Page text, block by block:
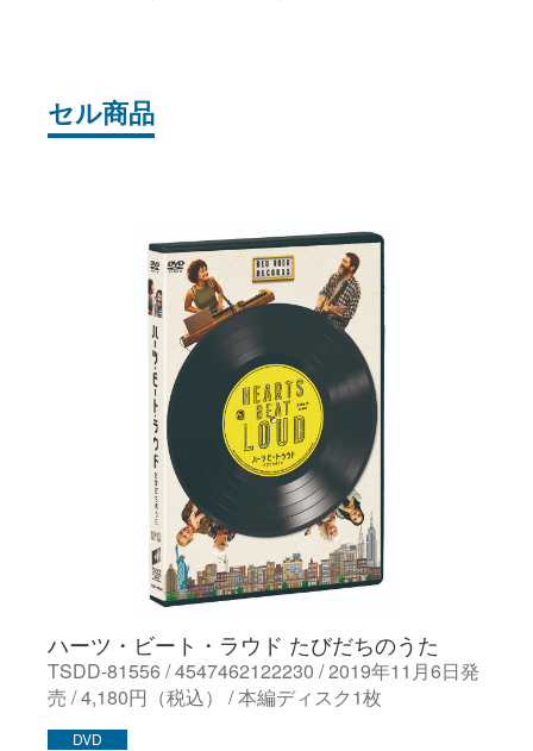
セル商品
ハーツ・ビート・ラウド たびだちのうた
TSDD-81556 / 4547462122230 / 2019年11月6日発
売 / 4,180円（税込） / 本編ディスク1枚
DVD